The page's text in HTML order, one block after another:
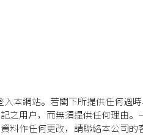
本網站。若閣下所提供任何過
之用户，而無須提供任何理由
料作任何更改，請聯絡本公司的